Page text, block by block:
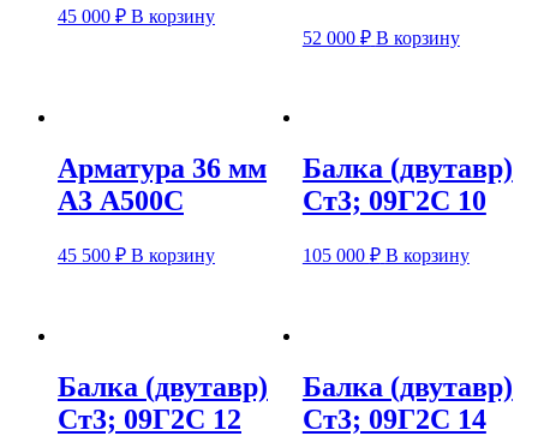
45 000 ₽ В корзину
52 000 ₽ В корзину
Арматура 36 мм
А3 А500С
45 500 ₽ В корзину
Балка (двутавр)
Ст3; 09Г2С 10
105 000 ₽ В корзину
Балка (двутавр)
Ст3; 09Г2С 12
Балка (двутавр)
Ст3; 09Г2С 14